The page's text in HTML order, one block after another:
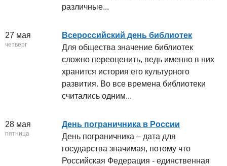
различные...
27 мая
четверг
Всероссийский день библиотек
Для общества значение библиотек
сложно переоценить, ведь именно в них
хранится история его культурного
развития. Во все времена библиотеки
считались одним...
28 мая
пятница
День пограничника в России
День пограничника – дата для
государства значимая, потому что
Российская Федерация - единственная